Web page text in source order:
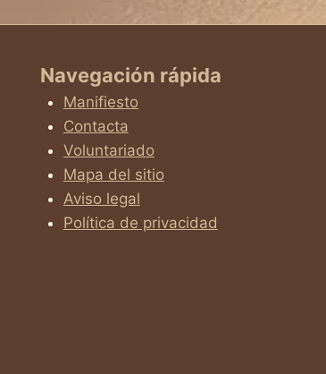
Navegación rápida
Manifiesto
Contacta
Voluntariado
Mapa del sitio
Aviso legal
Política de privacidad